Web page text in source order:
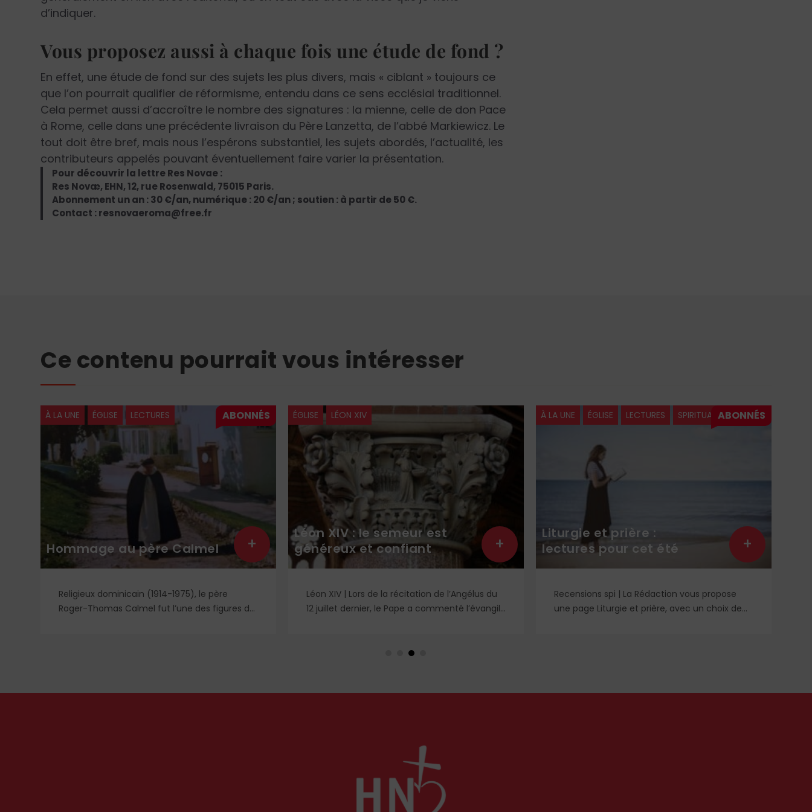
d’indiquer.
Vous proposez aussi à chaque fois une étude de fond ?
En effet, une étude de fond sur des sujets les plus divers, mais « ciblant » toujours ce
que l’on pourrait qualifier de réformisme, entendu dans ce sens ecclésial traditionnel.
Cela permet aussi d’accroître le nombre des signatures : la mienne, celle de don Pace
à Rome, celle dans une précédente livraison du Père Lanzetta, de l’abbé Markiewicz. Le
tout doit être bref, mais nous l’espérons substantiel, les sujets abordés, l’actualité, les
contributeurs appelés pouvant éventuellement faire varier la présentation.
Pour découvrir la lettre Res Novae :
Res Novæ, EHN, 12, rue Rosenwald, 75015 Paris.
Abonnement un an : 30 €/an, numérique : 20 €/an ; soutien : à partir de 50 €.
Contact : resnovaeroma@free.fr
Ce contenu pourrait vous intéresser
+
ÉGLISE LÉON XIV
Léon XIV : le semeur est
généreux et confiant
Léon XIV | Lors de la récitation de l’Angélus du
12 juillet dernier, le Pape a commenté l’évangile
+
À LA UNE ÉGLISE LECTURES SPIRITUALITÉ
Liturgie et prière :
lectures pour cet été
Recensions spi | La Rédaction vous propose
une page Liturgie et prière, avec un choix de
+
À LA UNE ÉGLISE LITURGIE
La pause liturgique : les trois
Kyrie 17 Salve (Avent et
Carême)
Trois Kyrie se partagent le numéro 17 dans la
nomenclature faite par les moines de
Lætare.